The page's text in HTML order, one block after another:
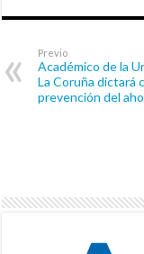
Previo
Académico de la
La Coruña dictará
prevención del